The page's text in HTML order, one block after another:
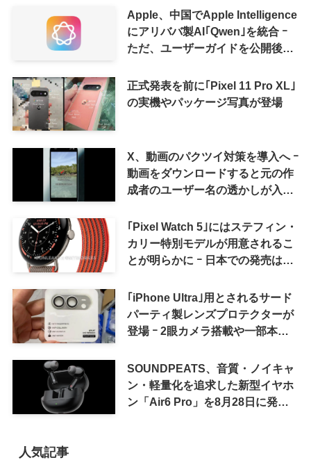
Apple、中国でApple Intelligence
にアリババ製AI｢Qwen｣を統合 ｰ
ただ、ユーザーガイドを公開後に
正式発表を前に｢Pixel 11 Pro XL｣
の実機やパッケージ写真が登場
X、動画のパクツイ対策を導入へ ｰ
動画をダウンロードすると元の作
成者のユーザー名の透かしが入る
｢Pixel Watch 5｣にはステフィン・
カリー特別モデルが用意されるこ
とが明らかに ｰ 日本での発売は期
｢iPhone Ultra｣用とされるサード
パーティ製レンズプロテクターが
登場 ｰ 2眼カメラ搭載や一部本体
SOUNDPEATS、音質・ノイキャ
ン・軽量化を追求した新型イヤホ
ン「Air6 Pro」を8月28日に発売
人気記事